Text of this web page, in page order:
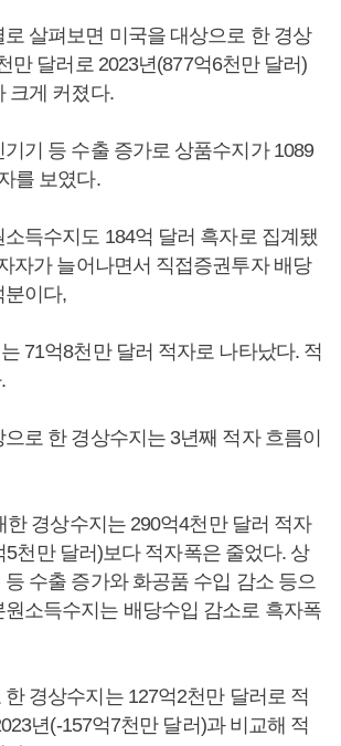
살펴보면 미국을 대상으로 한 경상
만 달러로 2023년(877억6천만 달러)
크게 커졌다.
기 등 수출 증가로 상품수지가 1089
를 보였다.
득수지도 184억 달러 흑자로 집계됐
자가 늘어나면서 직접증권투자 배당
분이다,
71억8천만 달러 적자로 나타났다. 적
로 한 경상수지는 3년째 적자 흐름이
한 경상수지는 290억4천만 달러 적자
5천만 달러)보다 적자폭은 줄었다. 상
수출 증가와 화공품 수입 감소 등으
소득수지는 배당수입 감소로 흑자폭
경상수지는 127억2천만 달러로 적
년(-157억7천만 달러)과 비교해 적